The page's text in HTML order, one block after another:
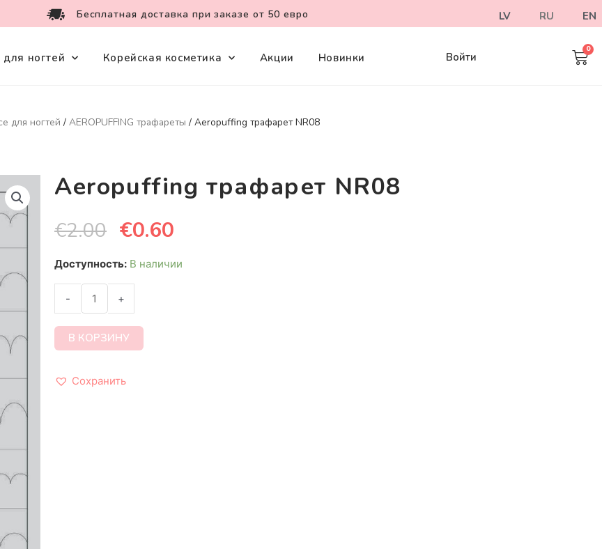
Бесплатная доставка при заказе от 50 евро LV RU EN
для ногтей Корейская косметика Акции Новинки Войти
для ногтей / AEROPUFFING трафареты / Aeropuffing трафарет NR08
Aeropuffing трафарет NR08
€2.00 €0.60
Доступность: В наличии
- +
В КОРЗИНУ
Сохранить